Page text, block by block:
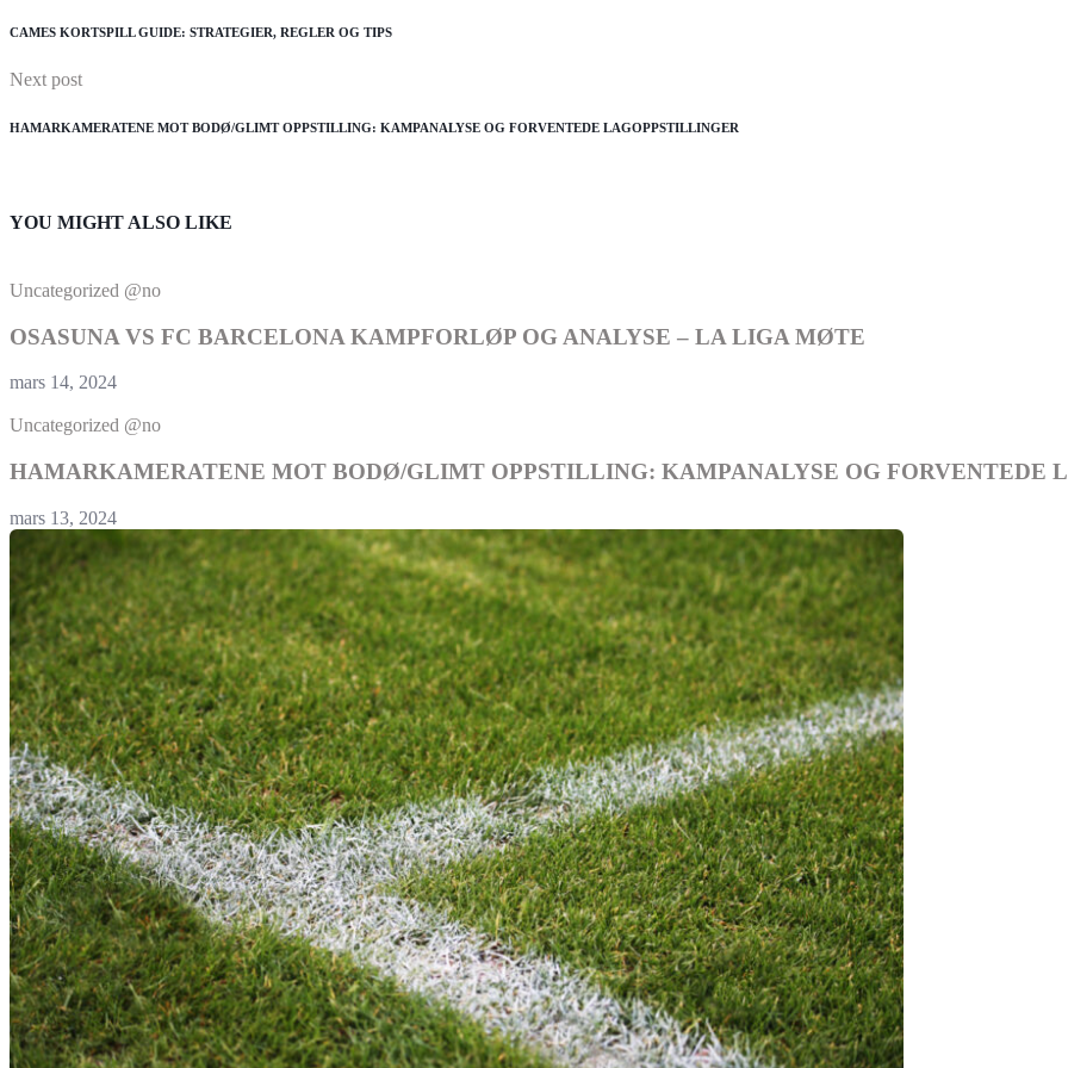
CAMES KORTSPILL GUIDE: STRATEGIER, REGLER OG TIPS
Next post
HAMARKAMERATENE MOT BODØ/GLIMT OPPSTILLING: KAMPANALYSE OG FORVENTEDE LAGOPPSTILLINGER
YOU MIGHT ALSO LIKE
Uncategorized @no
OSASUNA VS FC BARCELONA KAMPFORLØP OG ANALYSE – LA LIGA MØTE
mars 14, 2024
Uncategorized @no
HAMARKAMERATENE MOT BODØ/GLIMT OPPSTILLING: KAMPANALYSE OG FORVENTEDE
mars 13, 2024